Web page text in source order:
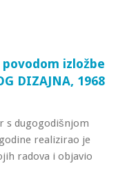
izložbe
DIZAJNA, 1968
s dugogodišnjom
realizirao je
radova i objavio